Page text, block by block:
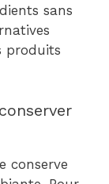
sans
produits
conserve